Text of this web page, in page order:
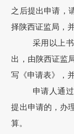
之后提出申请，
择陕西证监局，
采用以上
出，由陕西证监
写《申请表》，
申请人通
提出申请的，办
算。